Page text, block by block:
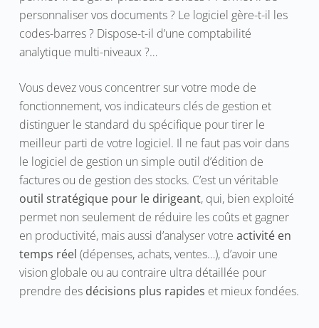
personnaliser vos documents ? Le logiciel gère-t-il les
codes-barres ? Dispose-t-il d’une comptabilité
analytique multi-niveaux ?…
Vous devez vous concentrer sur votre mode de
fonctionnement, vos indicateurs clés de gestion et
distinguer le standard du spécifique pour tirer le
meilleur parti de votre logiciel. Il ne faut pas voir dans
le logiciel de gestion un simple outil d’édition de
factures ou de gestion des stocks. C’est un véritable
outil stratégique pour le dirigeant, qui, bien exploité
permet non seulement de réduire les coûts et gagner
en productivité, mais aussi d’analyser votre activité en
temps réel (dépenses, achats, ventes…), d’avoir une
vision globale ou au contraire ultra détaillée pour
prendre des décisions plus rapides et mieux fondées.